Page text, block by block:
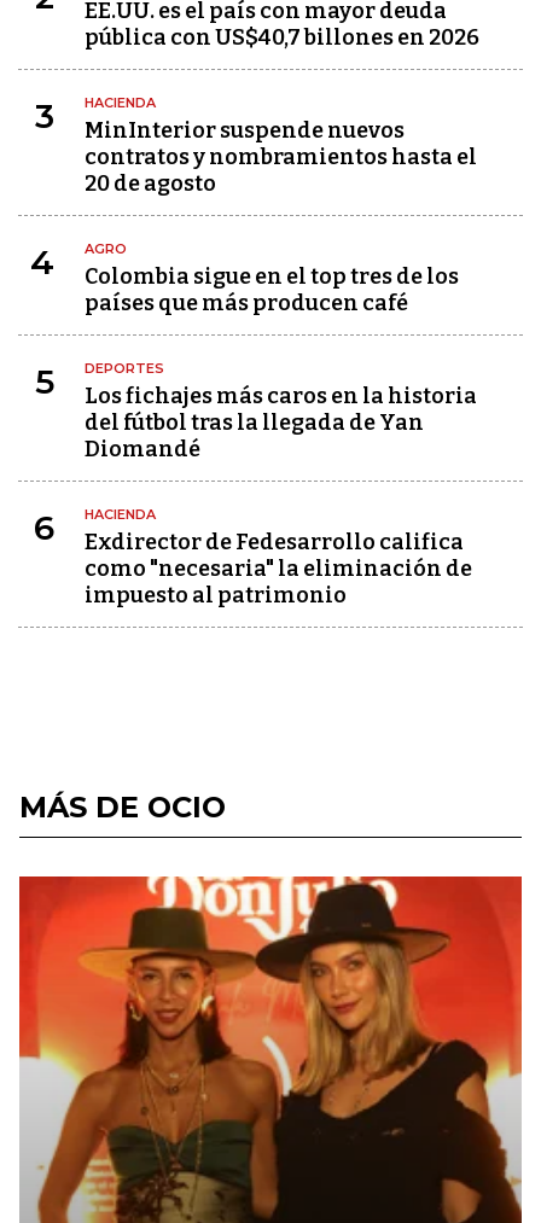
EE.UU. es el país con mayor deuda
pública con US$40,7 billones en 2026
3 HACIENDA
MinInterior suspende nuevos
contratos y nombramientos hasta el
20 de agosto
4 AGRO
Colombia sigue en el top tres de los
países que más producen café
5 DEPORTES
Los fichajes más caros en la historia
del fútbol tras la llegada de Yan
Diomandé
6 HACIENDA
Exdirector de Fedesarrollo califica
como "necesaria" la eliminación de
impuesto al patrimonio
MÁS DE OCIO